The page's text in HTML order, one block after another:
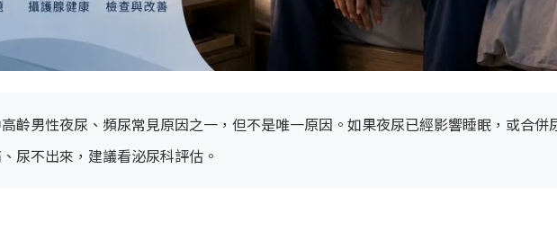
齡男性夜尿、頻尿常見原因之一，但不是唯一原因。如果夜尿已經影響睡眠，或合併
尿不出來，建議看泌尿科評估。